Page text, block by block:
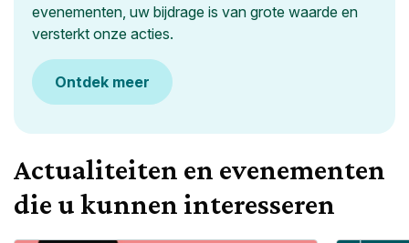
evenementen, uw bijdrage is van grote waarde en
versterkt onze acties.
Ontdek meer
Actualiteiten en evenementen
die u kunnen interesseren